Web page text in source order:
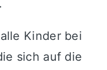
Kinder bei
sich auf die